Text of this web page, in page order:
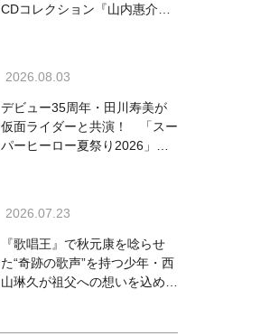
CDコレクション『山内惠介の
164曲収録
2026.08.03
デビュー35周年・田川寿美が
仮面ライダーと共演！ 「スー
パーヒーロー夏祭り2026」で
2026.07.23
『歌唱王』で秋元康を唸らせ
た“奇跡の歌声”を持つ少年・西
山琳久が祖父への想いを込めた